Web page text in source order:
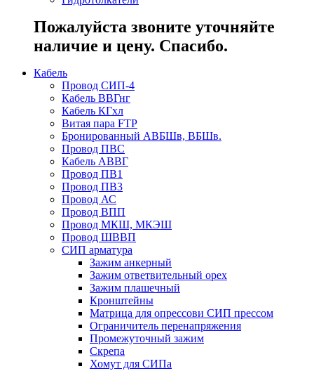
Пожалуйста звоните уточняйте
наличие и цену. Спасибо.
Кабель
Провод СИП-4
Кабель ВВГнг
Кабель КГхл
Витая пара FTP
Бронированный АВБШв, ВБШв.
Провод ПВС
Кабель АВВГ
Провод ПВ1
Провод ПВ3
Провод АС
Провод ВПП
Провод МКШ, МКЭШ
Провод ШВВП
СИП арматура
Зажим анкерный
Зажим ответвительный орех
Зажим плашечный
Кронштейны
Матрица для опрессови СИП прессом
Ограничитель перенапряжения
Промежуточный зажим
Скрепа
Хомут для СИПа